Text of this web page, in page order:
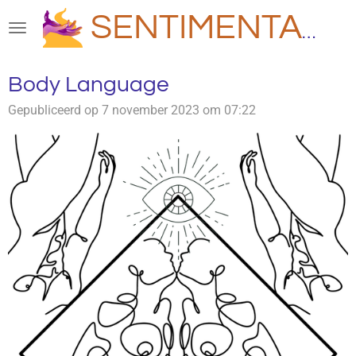
direct
de
hoofdinhoud
SENTIMENTAAL
Body Language
Gepubliceerd op 7 november 2023 om 07:22